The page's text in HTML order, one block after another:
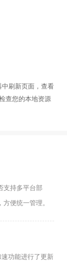
刷新页面，查看
查您的本地资源
支持多平台部
便统一管理。
功能进行了更新